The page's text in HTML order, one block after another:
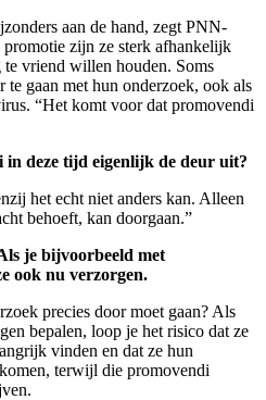
aan de hand, zegt PNN-
zijn ze sterk afhankelijk
vriend willen houden. Soms
gaan met hun onderzoek, ook als
“Het komt voor dat promovendi
in deze tijd eigenlijk de deur uit?
het echt niet anders kan. Alleen
behoeft, kan doorgaan.”
je bijvoorbeeld met
ook nu verzorgen.
precies door moet gaan? Als
bepalen, loop je het risico dat ze
vinden en dat ze hun
terwijl die promovendi